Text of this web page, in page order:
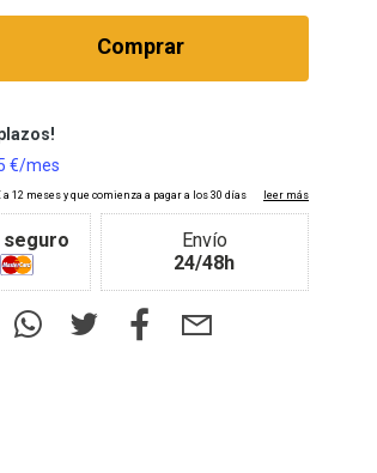
Comprar
seguro
Envío
24/48h